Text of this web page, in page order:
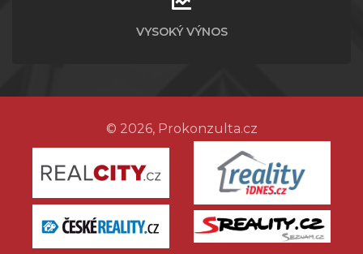
VYSOKÝ VÝNOS
© 2026, Prokonzulta.cz